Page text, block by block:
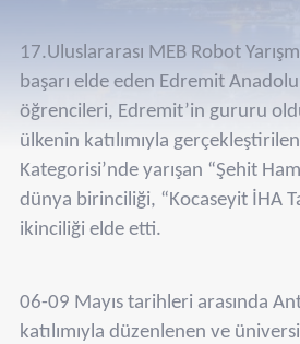
17.Uluslararası MEB Robot
başarı elde eden Edremit
öğrencileri, Edremit’in gururu
ülkenin katılımıyla
Kategorisi’nde yarışan “Şehit
dünya birinciliği, “Kocaseyit İHA
ikinciliği elde etti.
06-09 Mayıs tarihleri arasında
katılımıyla düzenlenen ve